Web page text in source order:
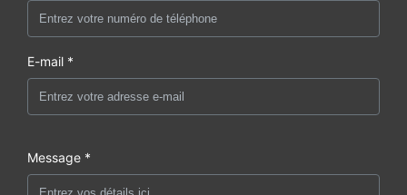
E-mail *
Message *